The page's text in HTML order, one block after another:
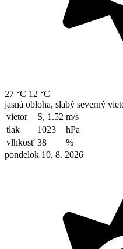
27 °C 12 °C
jasná obloha, slabý severný
vietor
S, 1.52 m/s
tlak
1023
hPa
vlhkosť 38
%
pondelok 10. 8. 2026